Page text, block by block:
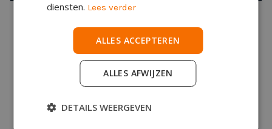
Jouw werkplek, onze
passie
Bekijkhier meer projecten
diensten. Lees verder
ALLES ACCEPTEREN
ALLES AFWIJZEN
DETAILS WEERGEVEN